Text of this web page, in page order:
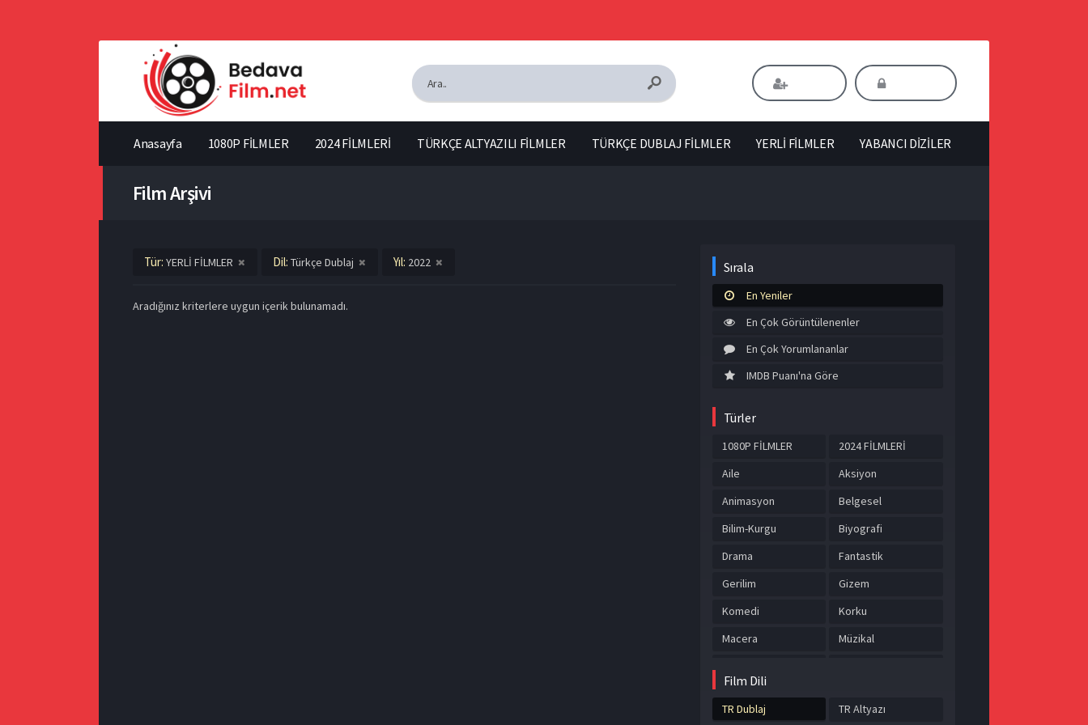
Anasayfa 1080P FİLMLER 2024 FİLMLERİ TÜRKÇE ALTYAZILI FİLMLER TÜRKÇE DUBLAJ FİLMLER YERLİ FİLMLER YABANCI DİZİLER
Film Arşivi
Tür: YERLİ FİLMLER Dil: Türkçe Dublaj Yıl: 2022
Aradığınız kriterlere uygun içerik bulunamadı.
Sırala
En Yeniler
En Çok Görüntülenenler
En Çok Yorumlananlar
IMDB Puanı'na Göre
Türler
1080P FİLMLER
2024 FİLMLERİ
Aile
Aksiyon
Animasyon
Belgesel
Bilim-Kurgu
Biyografi
Drama
Fantastik
Gerilim
Gizem
Komedi
Korku
Macera
Müzikal
Tarih
Film Dili
TR Dublaj TR Altyazı